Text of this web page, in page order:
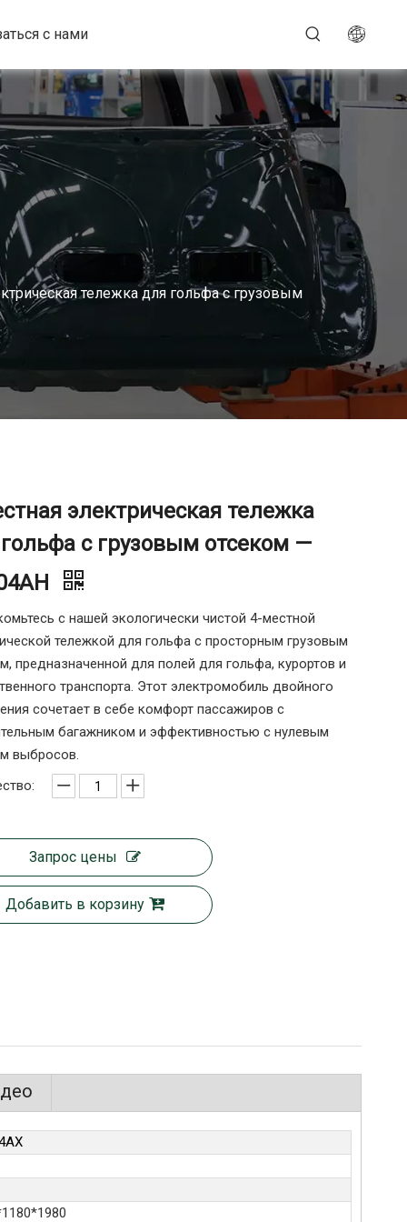
с нами
тележка для гольфа с грузовым
электрическая тележка
с грузовым отсеком —
с нашей экологически чистой 4-местной
тележкой для гольфа с просторным грузовым
предназначенной для полей для гольфа, курортов и
транспорта. Этот электромобиль двойного
сочетает в себе комфорт пассажиров с
багажником и эффективностью с нулевым
выбросов.
Запрос цены
Добавить в корзину